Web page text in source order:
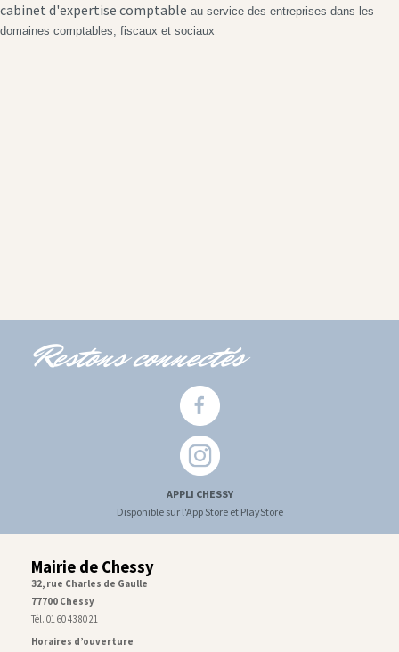
cabinet d'expertise comptable au service des entreprises dans les
domaines comptables, fiscaux et sociaux
Restons connectés
APPLI CHESSY
Disponible sur l'App Store et PlayStore
Mairie de Chessy
32, rue Charles de Gaulle
77700 Chessy
Tél. 01 60 43 80 21
Horaires d’ouverture